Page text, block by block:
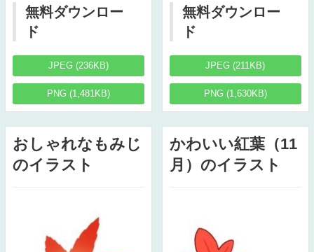
無料ダウンロー
ド
JPEG (236KB)
PNG (1,481KB)
無料ダウンロー
ド
JPEG (211KB)
PNG (1,630KB)
おしゃれなもみじ
のイラスト
かわいい紅葉（11
月）のイラスト